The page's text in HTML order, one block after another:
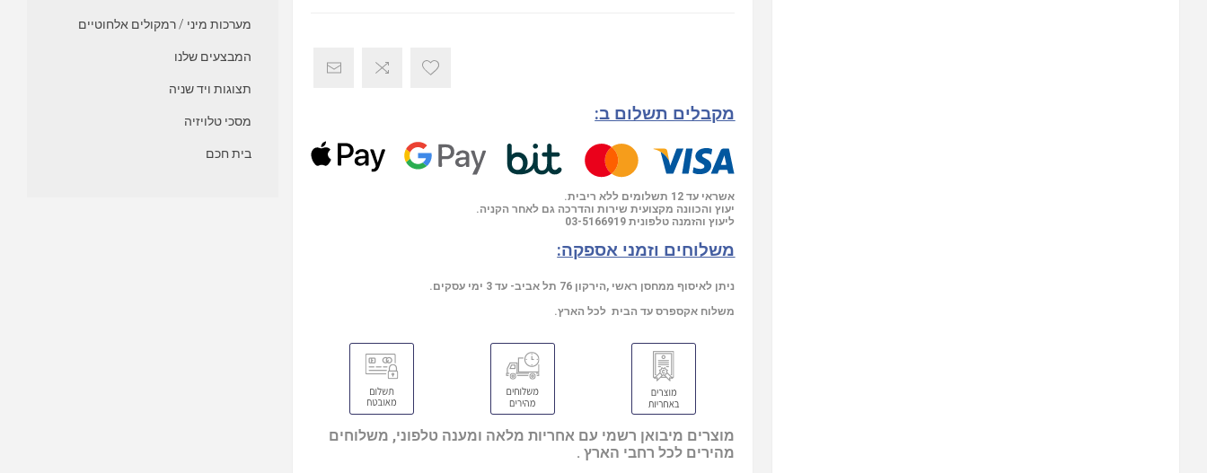
מקבלים תשלום ב:
אשראי עד 12 תשלומים ללא ריבית.
יעוץ והכוונה מקצועית שירות והדרכה גם לאחר הקניה.
ליעוץ והזמנה טלפונית 03-5166919
משלוחים וזמני אספקה:
ניתן לאיסוף ממחסן ראשי ,הירקון 76 תל אביב- עד 3 ימי עסקים.
משלוח אקספרס עד הבית לכל הארץ.
מוצרים מיבואן רשמי עם אחריות מלאה ומענה טלפוני, משלוחים
מהירים לכל רחבי הארץ .
מערכות מיני / רמקולים אלחוטיים
המבצעים שלנו
תצוגות ויד שניה
מסכי טלויזיה
בית חכם